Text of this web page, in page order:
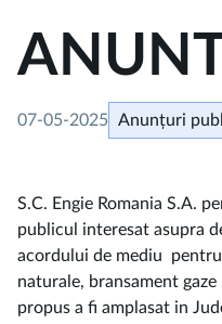
07-05-2025 Anunțuri
S.C. Engie Romania S.A.
publicul interesat asupra
acordului de mediu
naturale, bransament
propus a fi amplasat in